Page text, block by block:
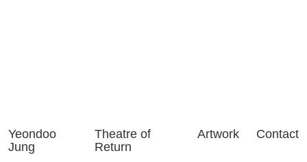
Yeondoo
Jung
Theatre of
Return
Artwork Contact